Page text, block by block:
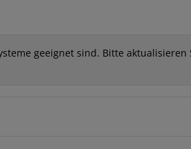
geeignet sind. Bitte aktualisieren